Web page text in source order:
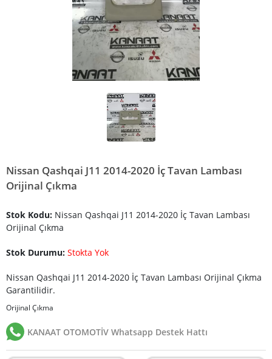
Nissan Qashqai J11 2014-2020 İç Tavan Lambası
Orijinal Çıkma
Stok Kodu: Nissan Qashqai J11 2014-2020 İç Tavan Lambası
Orijinal Çıkma
Stok Durumu: Stokta Yok
Nissan Qashqai J11 2014-2020 İç Tavan Lambası Orijinal Çıkma
Garantilidir.
Orijinal Çıkma
KANAAT OTOMOTİV Whatsapp Destek Hattı